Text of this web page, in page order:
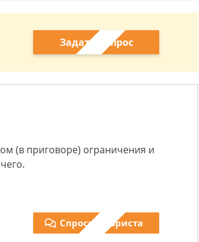
Задать вопрос
(в приговоре) ограничения и
Спросить юриста